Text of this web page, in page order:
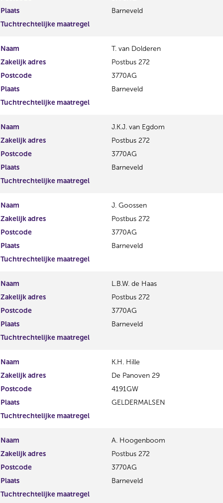
Plaats
Barneveld
Tuchtrechtelijke maatregel
Naam
T. van Dolderen
Zakelijk adres
Postbus 272
Postcode
3770AG
Plaats
Barneveld
Tuchtrechtelijke maatregel
Naam
J.K.J. van Egdom
Zakelijk adres
Postbus 272
Postcode
3770AG
Plaats
Barneveld
Tuchtrechtelijke maatregel
Naam
J. Goossen
Zakelijk adres
Postbus 272
Postcode
3770AG
Plaats
Barneveld
Tuchtrechtelijke maatregel
Naam
L.B.W. de Haas
Zakelijk adres
Postbus 272
Postcode
3770AG
Plaats
Barneveld
Tuchtrechtelijke maatregel
Naam
K.H. Hille
Zakelijk adres
De Panoven 29
Postcode
4191GW
Plaats
GELDERMALSEN
Tuchtrechtelijke maatregel
Naam
A. Hoogenboom
Zakelijk adres
Postbus 272
Postcode
3770AG
Plaats
Barneveld
Tuchtrechtelijke maatregel